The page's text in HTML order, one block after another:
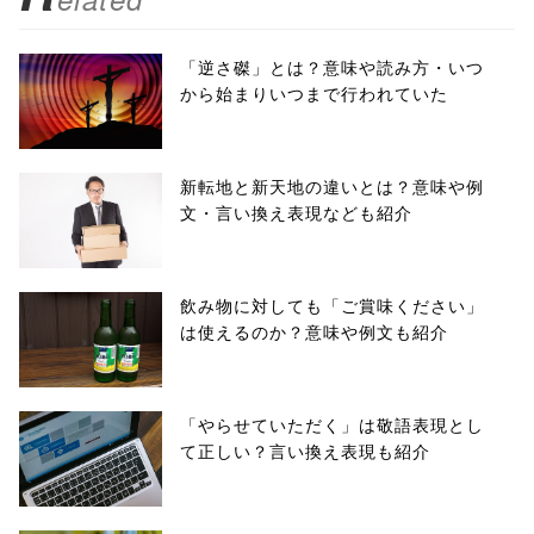
「逆さ磔」とは？意味や読み方・いつ
から始まりいつまで行われていた
新転地と新天地の違いとは？意味や例
文・言い換え表現なども紹介
飲み物に対しても「ご賞味ください」
は使えるのか？意味や例文も紹介
「やらせていただく」は敬語表現とし
て正しい？言い換え表現も紹介